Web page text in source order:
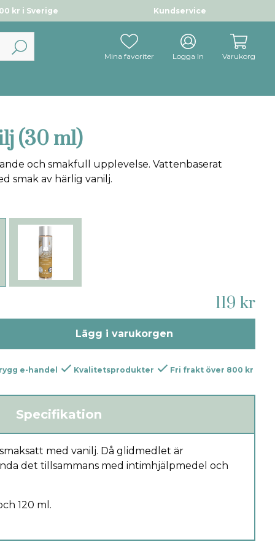
Kundservice
kr i Sverige
Mina favoriter Logga In Varukorg
(30 ml)
och smakfull upplevelse. Vattenbaserat
smak av härlig vanilj.
119 kr
Lägg i varukorgen
e-handel Kvalitetsprodukter Fri frakt över 800 kr
Specifikation
med vanilj. Då glidmedlet är
det tillsammans med intimhjälpmedel och
120 ml.